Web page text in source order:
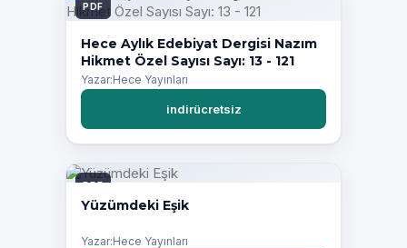
PDF
Hece Aylık Edebiyat Dergisi Nazım
Hikmet Özel Sayısı Sayı: 13 - 121
Yazar:Hece Yayınları
indirücretsiz
PDF
Yüzümdeki Eşik
Yazar:Hece Yayınları